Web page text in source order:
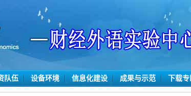
队伍 设备环境 信息化建设 成果与示范 下载专